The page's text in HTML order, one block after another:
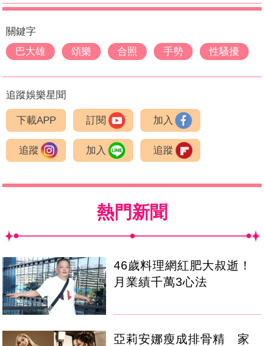
關鍵字
巴大雄
頌樂 合照 手勢 性騷擾
追蹤娛樂星聞
下載APP 訂閱 加入
追蹤 加入 追蹤
熱門新聞
46歲料理網紅肥大叔逝！
月業績千萬3心法
亞莉安娜瘦成排骨精 家